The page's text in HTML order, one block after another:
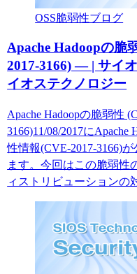
OSS脆弱性ブログ
Apache Hadoopの脆
2017-3166) — | サイ
イオステクノロジー
Apache Hadoopの脆弱性
3166)11/08/2017にApache
性情報(CVE-2017-3166)
ます。今回はこの脆弱性
ィストリビューションの